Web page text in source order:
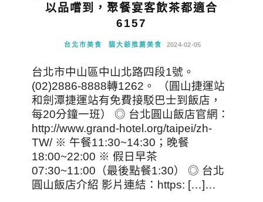
以品嚐到，聚餐宴客飲茶都適合
6157
台北市美食 貓大爺推薦美食 2024-02-05
台北市中山區中山北路四段1號。
(02)2886-8888轉1262。 （圓山捷運站
和劍潭捷運站有免費接駁巴士到飯店，
每20分鐘一班） ◎ 台北圓山飯店官網：
http://www.grand-hotel.org/taipei/zh-
TW/ ※ 午餐11:30~14:30；晚餐
18:00~22:00 ※ 假日早茶
07:30~11:00（最後點餐1:30） ◎ 台北
圓山飯店介紹 影片連結：https: […]…